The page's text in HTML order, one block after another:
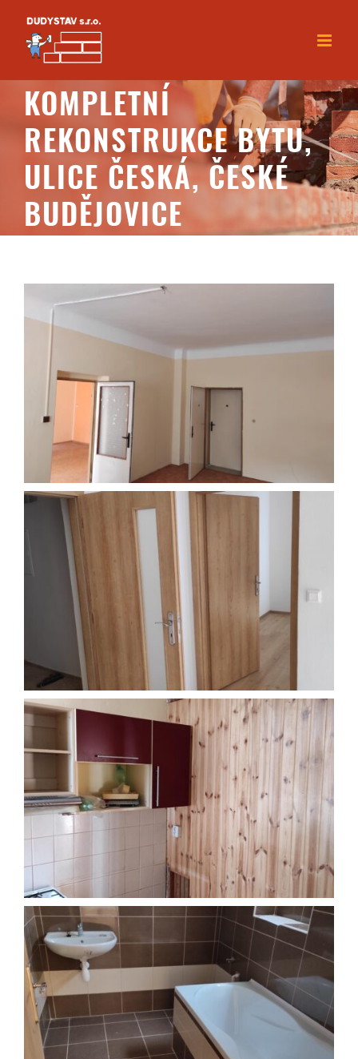
content
KOMPLETNÍ
REKONSTRUKCE BYTU,
ULICE ČESKÁ, ČESKÉ
BUDĚJOVICE